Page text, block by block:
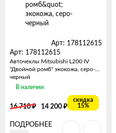
Арт: 178112615
Арт: 178112615
Авточехлы Mitsubishi L200 IV
"Двойной ромб" экокожа, серо-
черный
В наличии
16 710₽ 14 200 ₽
скидка
15%
ПОДРОБНЕЕ